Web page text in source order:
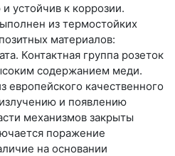
устойчив к коррозии.
из термостойких
материалов:
Контактная группа розеток
содержанием меди.
европейского качественного
и появлению
механизмов закрыты
поражение
на основании